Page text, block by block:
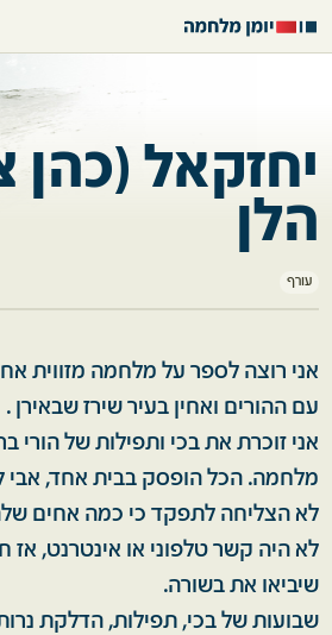
יחזקאל (כהן
הלן
עורף
עם ההורים ואחין בעיר שירז שבאירן .
אני זוכרת את בכי ותפילות של הורי
מלחמה. הכל הופסק בבית אחד, אבי
לא הצליחה לתפקד כי כמה אחים שלה
לא היה קשר טלפוני או אינטרנט, אז
שיביאו את בשורה.
שבועות של בכי, תפילות, הדלקת